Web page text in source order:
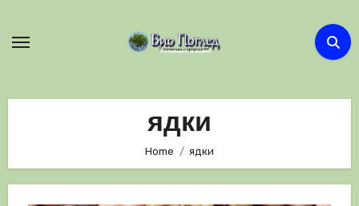
ядки
Home ядки